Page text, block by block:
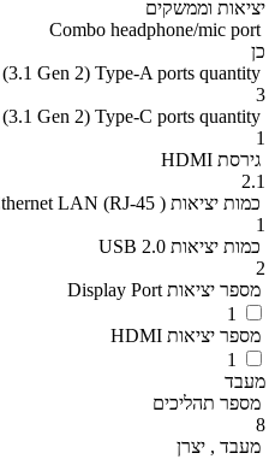
יציאות וממשקים
Combo headphone/mic port
כן
Gen 2) Type-A ports quantity
3
Gen 2) Type-C ports quantity
1
גירסת HDMI
2.1
כמות יציאות ( Ethernet LAN (RJ-45
1
כמות יציאות USB 2.0
2
מספר יציאות Display Port
מספר יציאות HDMI
מעבד
מספר תהליכים
8
מעבד , יצרן